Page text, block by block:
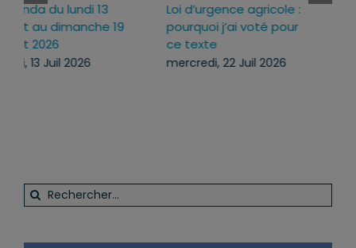
Loi d’urgence agricole :
pourquoi j’ai voté pour
ce texte
mercredi, 22 Juil 2026
Projet de loi RIPOST :
des réponses fermes
face aux atteintes à
l’ordre public du
Rechercher: